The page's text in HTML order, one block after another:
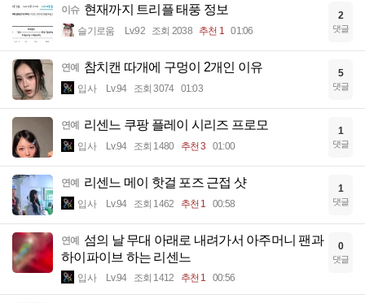
이슈 현재까지 트리플 태풍 정보
슬기로움 Lv.92 조회 2038 추천 1 01:06
2
댓글
연예 참치캔 따개에 구멍이 2개인 이유
입사 Lv.94 조회 3074 01:03
5
댓글
연예 리센느 쿠팡 플레이 시리즈 프로모
입사 Lv.94 조회 1480 추천 3 01:00
1
댓글
연예 리센느 메이 핫걸 포즈 근접 샷
입사 Lv.94 조회 1462 추천 1 00:58
1
댓글
연예
섬의 날 무대 아래로 내려가서 아주머니 팬과
하이파이브 하는 리센느
입사 Lv.94 조회 1412 추천 1 00:56
0
댓글